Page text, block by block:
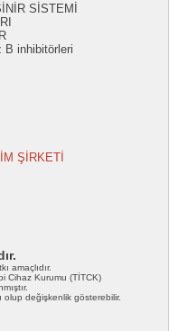
SİSTEMİ
B inhibitörleri
ŞİRKETİ
amaçlıdır.
Cihaz Kurumu (TİTCK)
olup değişkenlik gösterebilir.